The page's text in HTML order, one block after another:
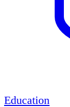
Education